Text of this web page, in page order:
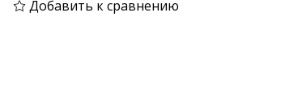
Добавить к сравнению